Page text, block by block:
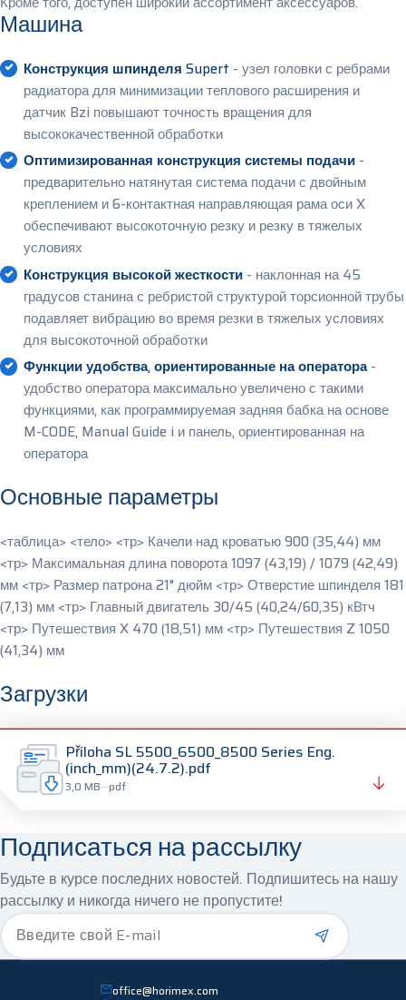
Машина
Конструкция шпинделя Supert - узел головки с ребрами
радиатора для минимизации теплового расширения и
датчик Bzi повышают точность вращения для
высококачественной обработки
Оптимизированная конструкция системы подачи -
предварительно натянутая система подачи с двойным
креплением и 6-контактная направляющая рама оси X
обеспечивают высокоточную резку и резку в тяжелых
условиях
Конструкция высокой жесткости - наклонная на 45
градусов станина с ребристой структурой торсионной трубы
подавляет вибрацию во время резки в тяжелых условиях
для высокоточной обработки
Функции удобства, ориентированные на оператора-
удобство оператора максимально увеличено с такими
функциями, как программируемая задняя бабка на основе
M-CODE, Manual Guide i и панель, ориентированная на
оператора
Основные параметры
<таблица> <тело> <тр> Качели над кроватью 900 (35,44) мм
<тр> Максимальная длина поворота 1097 (43,19) / 1079 (42,49)
мм <тр> Размер патрона 21" дюйм <тр> Отверстие шпинделя 181
(7,13) мм <тр> Главный двигатель 30/45 (40,24/60,35) кВтч
<тр> Путешествия X 470 (18,51) мм <тр> Путешествия Z 1050
(41,34) мм
Загрузки
Příloha SL 5500_6500_8500 Series Eng.
(inch_mm)(24.7.2).pdf
3,0 MB pdf
Подписаться на рассылку
Будьте в курсе последних новостей. Подпишитесь на нашу
рассылку и никогда ничего не пропустите!
Введите свой E-mail*
office@horimex.com